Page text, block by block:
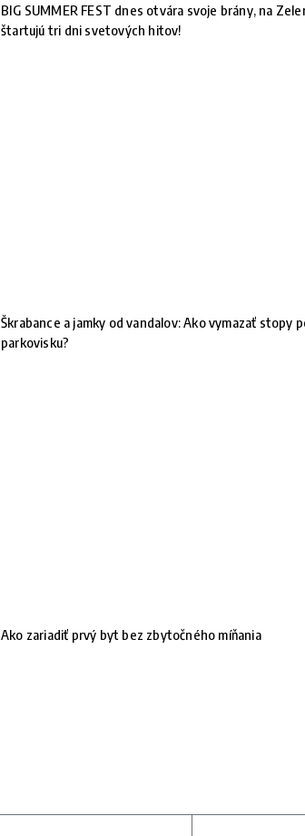
BIG SUMMER FEST dnes otvára svoje brány, na
štartujú tri dni svetových hitov!
Škrabance a jamky od vandalov: Ako vymazať stopy
parkovisku?
Ako zariadiť prvý byt bez zbytočného míňania